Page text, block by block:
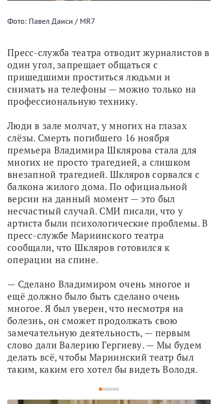
Фото: Павел Даиси / MR7
Пресс-служба театра отводит журналистов в
один угол, запрещает общаться с
пришедшими проститься людьми и
снимать на телефоны — можно только на
профессиональную технику.
Люди в зале молчат, у многих на глазах
слёзы. Смерть погибшего 16 ноября
премьера Владимира Шклярова стала для
многих не просто трагедией, а слишком
внезапной трагедией. Шкляров сорвался с
балкона жилого дома. По официальной
версии на данный момент — это был
несчастный случай. СМИ писали, что у
артиста были психологические проблемы. В
пресс-службе Мариинского театра
сообщали, что Шкляров готовился к
операции на спине.
— Сделано Владимиром очень многое и
ещё должно было быть сделано очень
многое. Я был уверен, что несмотря на
болезнь, он сможет продолжать свою
замечательную деятельность, — первым
слово дали Валерию Гергиеву. — Мы будем
делать всё, чтобы Мариинский театр был
таким, каким его хотел бы видеть Володя.
123456